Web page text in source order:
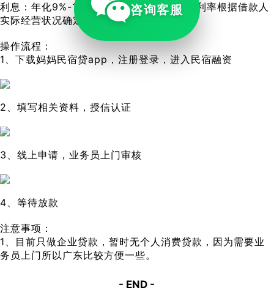
利息：年化9%-15%，加房屋居住权，具体利率根据借款人
实际经营状况确定。
操作流程：
1、下载妈妈民宿贷app，注册登录，进入民宿融资
2、填写相关资料，授信认证
3、线上申请，业务员上门审核
4、等待放款
注意事项：
1、目前只做企业贷款，暂时无个人消费贷款，因为需要业
务员上门所以广东比较方便一些。
- END -
咨询客服